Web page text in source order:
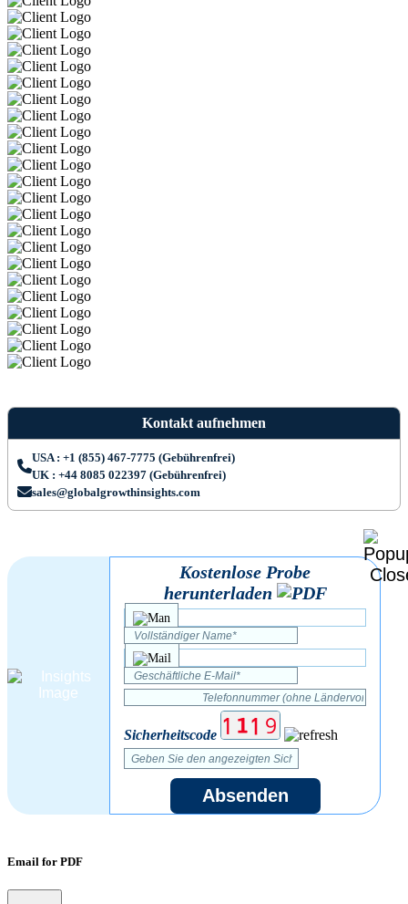
Kontakt aufnehmen
USA : +1 (855) 467-7775 (Gebührenfrei)
UK : +44 8085 022397 (Gebührenfrei)
sales@globalgrowthinsights.com
Kostenlose Probe
herunterladen
Sicherheitscode
Absenden
Email for PDF